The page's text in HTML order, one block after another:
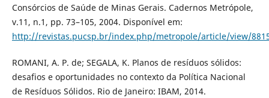
Consórcios de Saúde de Minas Gerais. Cadernos Metrópole,
v.11, n.1, pp. 73–105, 2004. Disponível em:
http://revistas.pucsp.br/index.php/metropole/article/view/
ROMANI, A. P. de; SEGALA, K. Planos de resíduos sólidos:
desafios e oportunidades no contexto da Política Nacional
de Resíduos Sólidos. Rio de Janeiro: IBAM, 2014.